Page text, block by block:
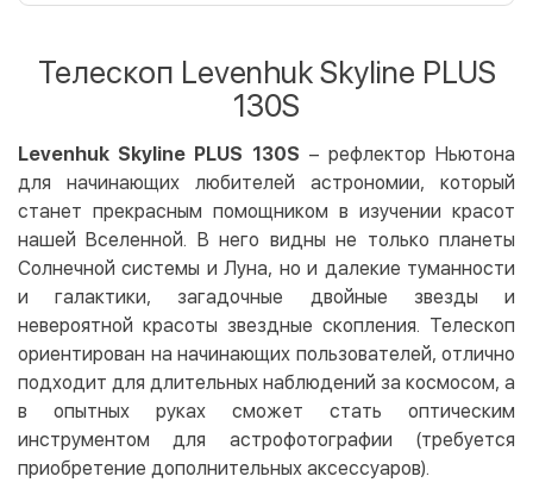
LiqPay
Google Pay
Безналичный расчет
Оплата на карту юр.лица
Оплата на счет юр.лица
Бесплатно
Мгновенная рассрочка (Приватбанк)
Оплата частями (Приватбанк)
Покупка частями (Монобанк)
Телескоп Levenhuk Skyline PLUS
130S
Levenhuk Skyline PLUS 130S – рефлектор Ньютона
для начинающих любителей астрономии, который
станет прекрасным помощником в изучении красот
нашей Вселенной. В него видны не только планеты
Солнечной системы и Луна, но и далекие туманности
и галактики, загадочные двойные звезды и
невероятной красоты звездные скопления. Телескоп
ориентирован на начинающих пользователей, отлично
подходит для длительных наблюдений за космосом, а
в опытных руках сможет стать оптическим
инструментом для астрофотографии (требуется
приобретение дополнительных аксессуаров).